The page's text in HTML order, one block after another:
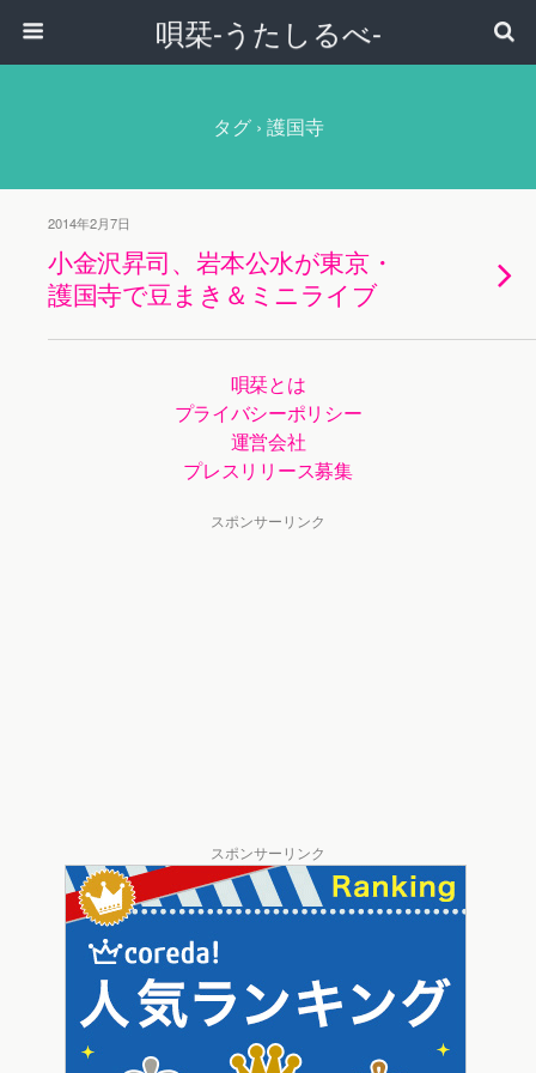
唄栞-うたしるべ-
タグ › 護国寺
2014年2月7日
小金沢昇司、岩本公水が東京・
護国寺で豆まき＆ミニライブ
唄栞とは
プライバシーポリシー
運営会社
プレスリリース募集
スポンサーリンク
スポンサーリンク